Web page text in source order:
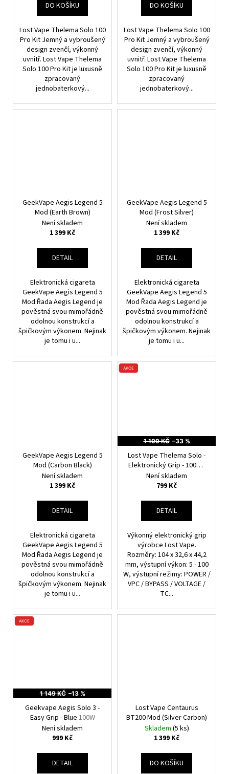
DO KOŠÍKU
Lost Vape Thelema Solo 100
Pro Kit Jemný a vybroušený
design zvenčí, výkonný
uvnitř. Lost Vape Thelema
Solo 100 Pro Kit je luxusně
zpracovaný
jednobaterkový...
DO KOŠÍKU
Lost Vape Thelema Solo 100
Pro Kit Jemný a vybroušený
design zvenčí, výkonný
uvnitř. Lost Vape Thelema
Solo 100 Pro Kit je luxusně
zpracovaný
jednobaterkový...
GeekVape Aegis Legend 5
Mod (Earth Brown)
Není skladem
1 399 Kč
DETAIL
Elektronická cigareta
GeekVape Aegis Legend 5
Mod Řada Aegis Legend je
pověstná svou mimořádně
odolnou konstrukcí a
špičkovým výkonem. Nejinak
je tomu i u...
GeekVape Aegis Legend 5
Mod (Frost Silver)
Není skladem
1 399 Kč
DETAIL
Elektronická cigareta
GeekVape Aegis Legend 5
Mod Řada Aegis Legend je
pověstná svou mimořádně
odolnou konstrukcí a
špičkovým výkonem. Nejinak
je tomu i u...
GeekVape Aegis Legend 5
Mod (Carbon Black)
Není skladem
1 399 Kč
DETAIL
Elektronická cigareta
GeekVape Aegis Legend 5
Mod Řada Aegis Legend je
pověstná svou mimořádně
odolnou konstrukcí a
špičkovým výkonem. Nejinak
je tomu i u...
AKCE
1 199 KČ –33 %
Lost Vape Thelema Solo -
Elektronický Grip - 100W -
Black Classic Black
Není skladem
799 Kč
DETAIL
Výkonný elektronický grip
výrobce Lost Vape.
Rozměry: 104 x 32,6 x 44,2
mm, výstupní výkon: 5 - 100
W, výstupní režimy: POWER /
VPC / BYPASS / VOLTAGE /
TC...
AKCE
1 149 KČ –13 %
Geekvape Aegis Solo 3 -
Easy Grip - Blue 100W
Není skladem
999 Kč
DETAIL
Lost Vape Centaurus
BT200 Mod (Silver Carbon)
Skladem (5 ks)
1 399 Kč
DO KOŠÍKU